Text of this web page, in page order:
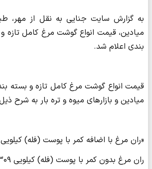
به گزارش سایت جنایی به نقل از مهر،
میادین، قیمت انواع گوشت مرغ کامل تازه
بندی اعلام شد.
قیمت انواع گوشت مرغ کامل تازه و بسته
میادین و بازارهای میوه و تره بار به شرح
«ران مرغ با اضافه کمر با پوست (فله) کیلویی ۲۶۵ هزار تومان
ران مرغ بدون کمر با پوست (فله) کیلویی ۳۰۹ هزار تومان